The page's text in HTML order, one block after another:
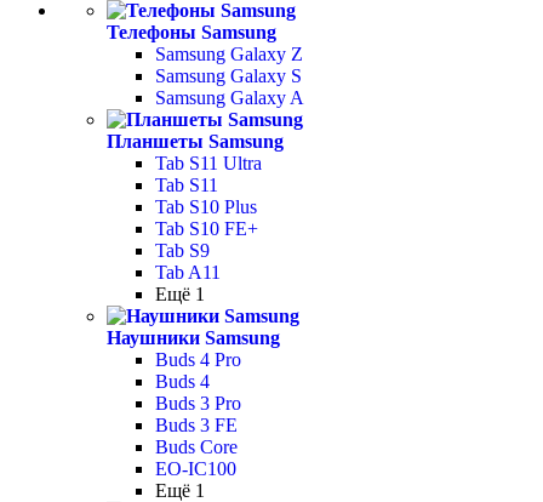
Телефоны Samsung
Samsung Galaxy Z
Samsung Galaxy S
Samsung Galaxy A
Планшеты Samsung
Tab S11 Ultra
Tab S11
Tab S10 Plus
Tab S10 FE+
Tab S9
Tab A11
Ещё 1
Наушники Samsung
Buds 4 Pro
Buds 4
Buds 3 Pro
Buds 3 FE
Buds Core
EO-IC100
Ещё 1